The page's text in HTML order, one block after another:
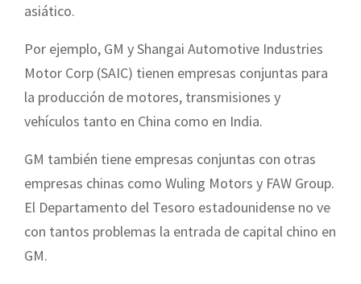
asiático.
Por ejemplo, GM y Shangai Automotive Industries
Motor Corp (SAIC) tienen empresas conjuntas para
la producción de motores, transmisiones y
vehículos tanto en China como en India.
GM también tiene empresas conjuntas con otras
empresas chinas como Wuling Motors y FAW Group.
El Departamento del Tesoro estadounidense no ve
con tantos problemas la entrada de capital chino en
GM.